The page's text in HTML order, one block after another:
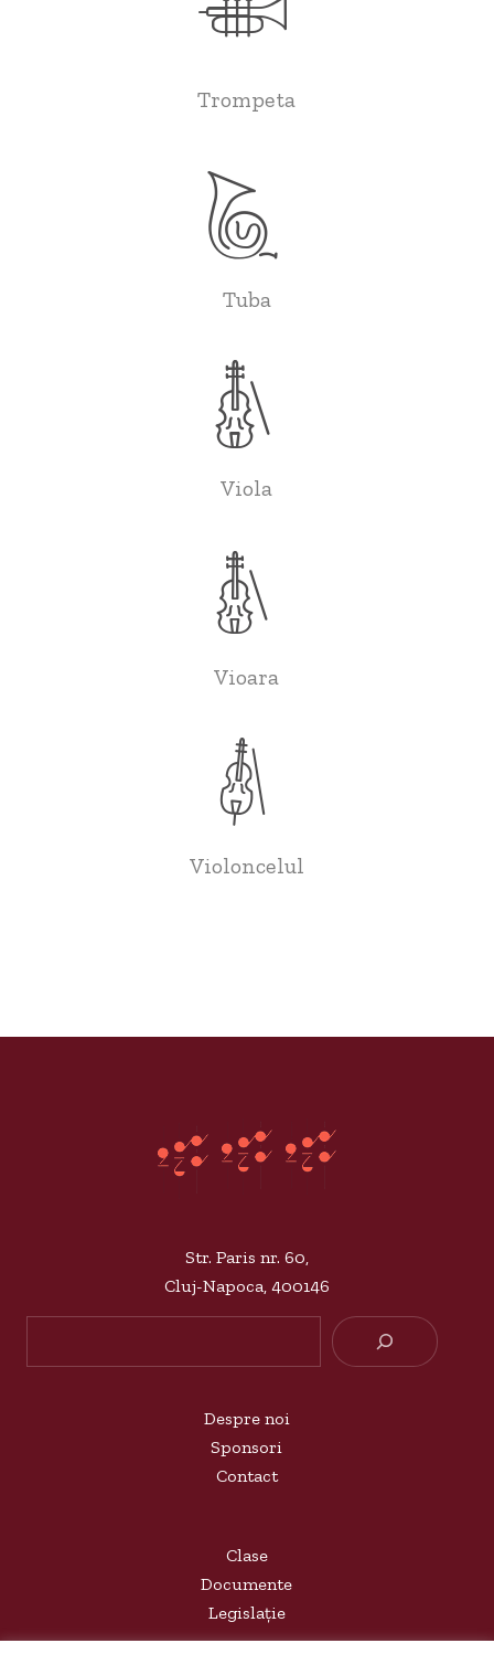
Trompeta
Tuba
Viola
Vioara
Violoncelul
Str. Paris nr. 60,
Cluj-Napoca, 400146
Despre noi
Sponsori
Contact
Clase
Documente
Legislație